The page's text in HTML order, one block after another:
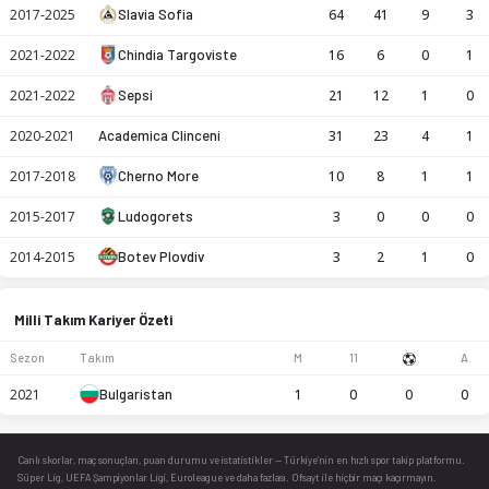
2017-2025 Slavia Sofia 64 41 9 3
2021-2022 Chindia Targoviste 16 6 0 1
2021-2022 Sepsi 21 12 1 0
2020-2021 Academica Clinceni 31 23 4 1
2017-2018 Cherno More 10 8 1 1
2015-2017 Ludogorets 3 0 0 0
2014-2015 Botev Plovdiv 3 2 1 0
Milli Takım Kariyer Özeti
Sezon Takım M 11 A
2021 Bulgaristan 1 0 0 0
Canlı skorlar , maç sonuçları, puan durumu ve istatistikler — Türkiye’nin en hızlı spor takip platformu.
Süper Lig, UEFA Şampiyonlar Ligi, Euroleague ve daha fazlası. Ofsayt ile hiçbir maçı kaçırmayın.